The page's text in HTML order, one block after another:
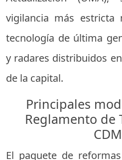
vigilancia más
tecnología de última
y radares distribuidos
de la capital.
Principales
Reglamento de
El paquete de